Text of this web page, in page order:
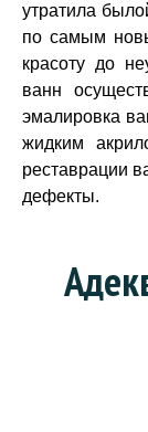
утратила
по самым
красоту до
ванн
эмалировка
жидким
реставрации
дефекты.